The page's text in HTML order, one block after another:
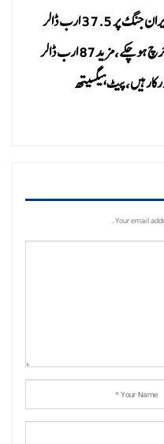
ایران جنگ پر 37.5 ارب ڈالر
خرچ ہوچکے،مزید87 ارب ڈالر
ہیگسیتھ
Your email